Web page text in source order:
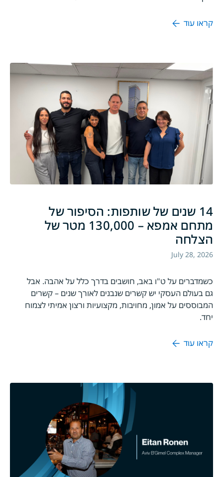
קראו עוד
14 שנים של שותפות: הסיפור של
מתחם אמפא – 130,000 מטר של
הצלחה
July 28, 2026
כשמדברים על ט"ו באב, חושבים בדרך כלל על אהבה. אבל
גם בעולם העסקי יש קשרים שנבנים לאורך שנים – קשרים
המבוססים על אמון, מחויבות, מקצועיות ורצון אמיתי לצמוח
יחד.
קראו עוד